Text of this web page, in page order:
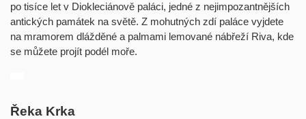
po tisíce let v Diokleciánově paláci, jedné z nejimpozantnějších
antických památek na světě. Z mohutných zdí paláce vyjdete
na mramorem dlážděné a palmami lemované nábřeží Riva, kde
se můžete projít podél moře.
Řeka Krka